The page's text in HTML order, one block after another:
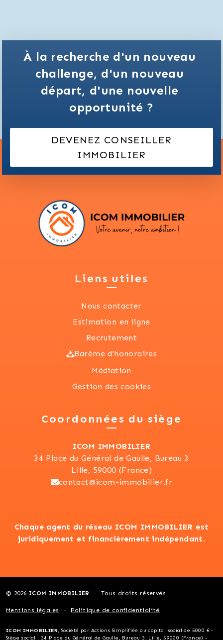
À la recherche d'un nouveau
challenge, d'un nouveau
départ, d'une nouvelle
opportunité ?
DEVENEZ CONSEILLER
IMMOBILIER
Liens utiles
Nous contacter
Estimation en ligne
Recrutement
Barème d'honoraires
Médiation
Gestion des cookies
Coordonnées du siège
ICOM IMMOBILIER
34 Place du Général de Gaulle, Bureau 3
Lille, 59000 (France)
contact@icom-immobilier.fr
Chaque agent du réseau ICOM IMMOBILIER est
juridiquement et financièrement indépendant.
© 2026 ICOM IMMOBILIER Tous droits réservés
Mentions légales Politique de confidentialité
ICOM IMMOBILIER, Société par Actions Simplifiée au capital social de 5000 € -
Siège social : 34 Place du Général de Gaulle, Bureau 3, Lille, 59000 (France) -